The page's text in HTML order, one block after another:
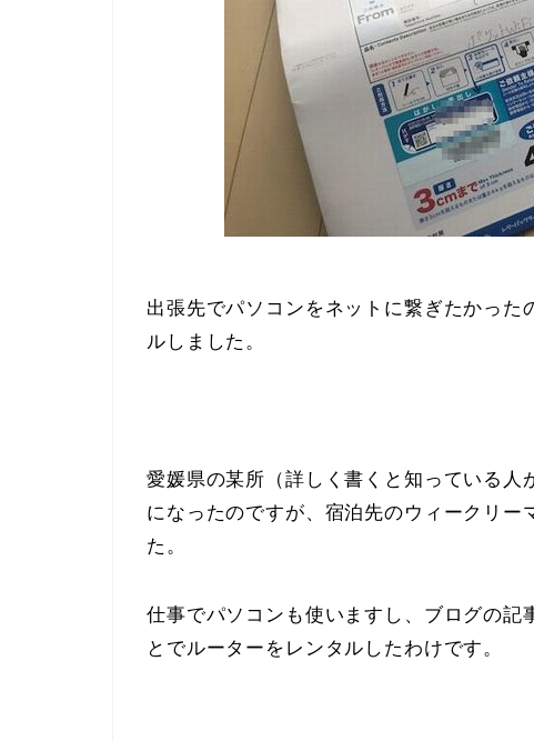
出張先でパソコンをネットに繋ぎたかっ
ルしました。
愛媛県の某所（詳しく書くと知っている人
になったのですが、宿泊先のウィークリ
た。
仕事でパソコンも使いますし、ブログの記
とでルーターをレンタルしたわけです。